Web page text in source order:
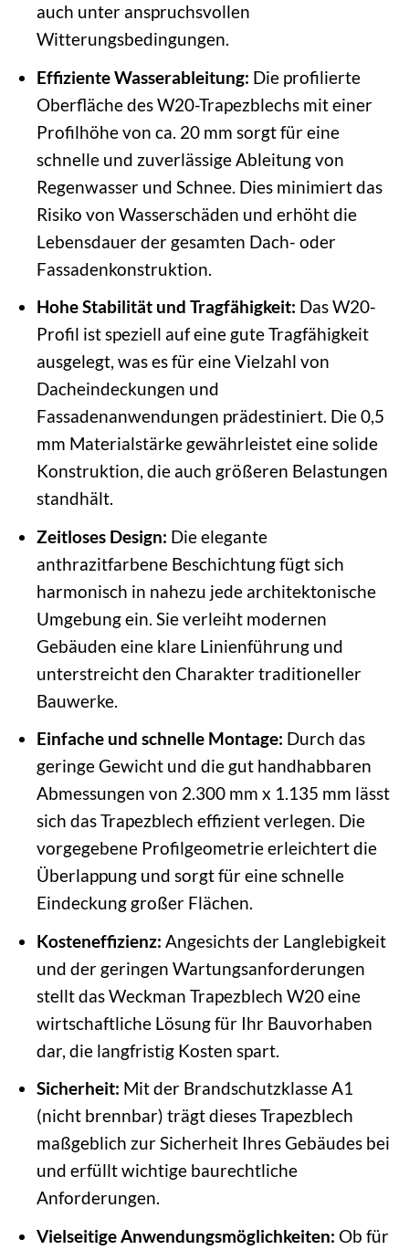
auch unter anspruchsvollen
Witterungsbedingungen.
Effiziente Wasserableitung: Die profilierte
Oberfläche des W20-Trapezblechs mit einer
Profilhöhe von ca. 20 mm sorgt für eine
schnelle und zuverlässige Ableitung von
Regenwasser und Schnee. Dies minimiert das
Risiko von Wasserschäden und erhöht die
Lebensdauer der gesamten Dach- oder
Fassadenkonstruktion.
Hohe Stabilität und Tragfähigkeit: Das W20-
Profil ist speziell auf eine gute Tragfähigkeit
ausgelegt, was es für eine Vielzahl von
Dacheindeckungen und
Fassadenanwendungen prädestiniert. Die 0,5
mm Materialstärke gewährleistet eine solide
Konstruktion, die auch größeren Belastungen
standhält.
Zeitloses Design: Die elegante
anthrazitfarbene Beschichtung fügt sich
harmonisch in nahezu jede architektonische
Umgebung ein. Sie verleiht modernen
Gebäuden eine klare Linienführung und
unterstreicht den Charakter traditioneller
Bauwerke.
Einfache und schnelle Montage: Durch das
geringe Gewicht und die gut handhabbaren
Abmessungen von 2.300 mm x 1.135 mm lässt
sich das Trapezblech effizient verlegen. Die
vorgegebene Profilgeometrie erleichtert die
Überlappung und sorgt für eine schnelle
Eindeckung großer Flächen.
Kosteneffizienz: Angesichts der Langlebigkeit
und der geringen Wartungsanforderungen
stellt das Weckman Trapezblech W20 eine
wirtschaftliche Lösung für Ihr Bauvorhaben
dar, die langfristig Kosten spart.
Sicherheit: Mit der Brandschutzklasse A1
(nicht brennbar) trägt dieses Trapezblech
maßgeblich zur Sicherheit Ihres Gebäudes bei
und erfüllt wichtige baurechtliche
Anforderungen.
Vielseitige Anwendungsmöglichkeiten: Ob für